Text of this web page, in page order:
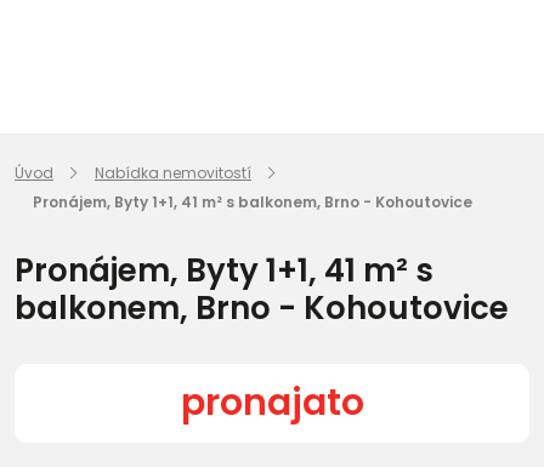
Úvod
Nabídka nemovitostí
Pronájem, Byty 1+1, 41 m² s balkonem, Brno - Kohoutovice
Pronájem, Byty 1+1, 41 m² s
balkonem, Brno - Kohoutovice
pronajato